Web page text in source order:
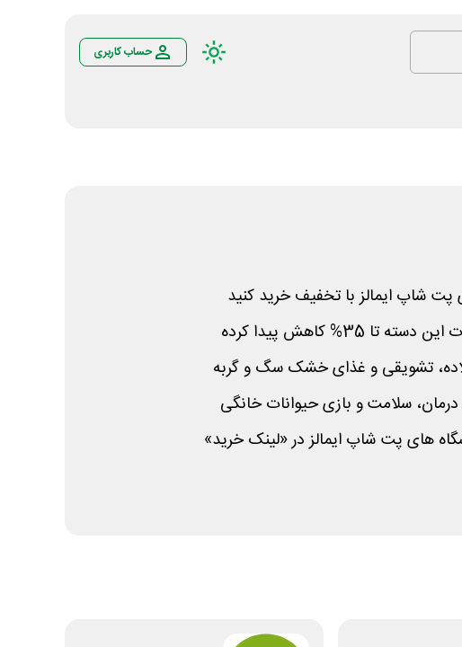
حساب کاربری
پت شاپ ایمالز با تخفیف خرید کنید
35% کاهش پیدا کرده
تشویقی و غذای خشک سگ و گربه
درمان، سلامت و بازی حیوانات خانگی
های پت شاپ ایمالز در «لینک خرید»